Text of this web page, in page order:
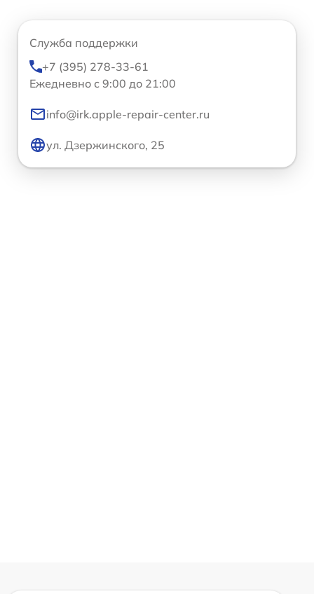
Служба поддержки
+7 (395) 278-33-61
Ежедневно с 9:00 до 21:00
info@irk.apple-repair-center.ru
ул. Дзержинского, 25